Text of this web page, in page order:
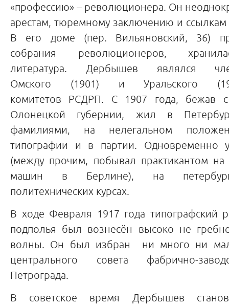
«профессию» – революционера. Он
арестам, тюремному заключению и ссылкам
В его доме (пер. Вильяновский, 36)
собрания революционеров,
литература. Дербышев являлся
Омского (1901) и Уральского
комитетов РСДРП. С 1907 года, бежав
Олонецкой губернии, жил в
фамилиями, на нелегальном
типографии и в партии. Одновременно
(между прочим, побывал практикантом
машин в Берлине), на
политехнических курсах.
В ходе Февраля 1917 года типографский
подполья был вознесён высоко не
волны. Он был избран ни много ни
центрального совета фабрично-
Петрограда.
В советское время Дербышев